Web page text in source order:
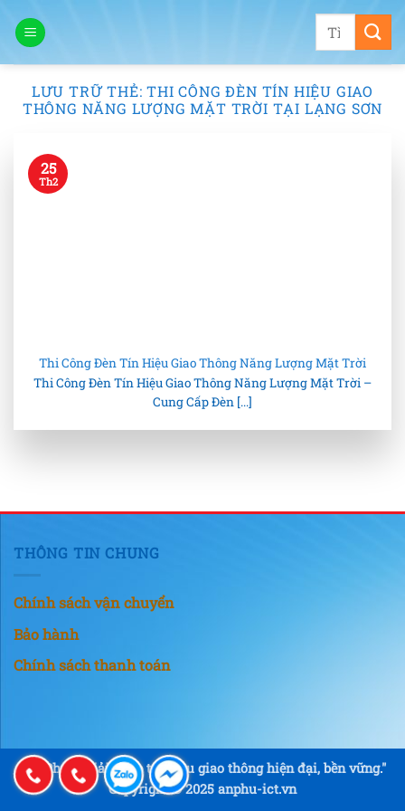
qua
Tìm
LƯU TRỮ THẺ:THI CÔNG ĐÈN TÍN HIỆU GIAO
THÔNG NĂNG LƯỢNG MẶT TRỜI TẠI LẠNG SƠN
Thi Công Đèn Tín Hiệu Giao Thông Năng Lượng Mặt Trời
Thi Công Đèn Tín Hiệu Giao Thông Năng Lượng Mặt Trời –
Cung Cấp Đèn [...]
25
Th2
THÔNG TIN CHUNG
Chính sách vận chuyển
Bảo hành
Chính sách thanh toán
"An Phú – Giải pháp tín hiệu giao thông hiện đại, bền vững."
Copyright © 2025 anphu-ict.vn